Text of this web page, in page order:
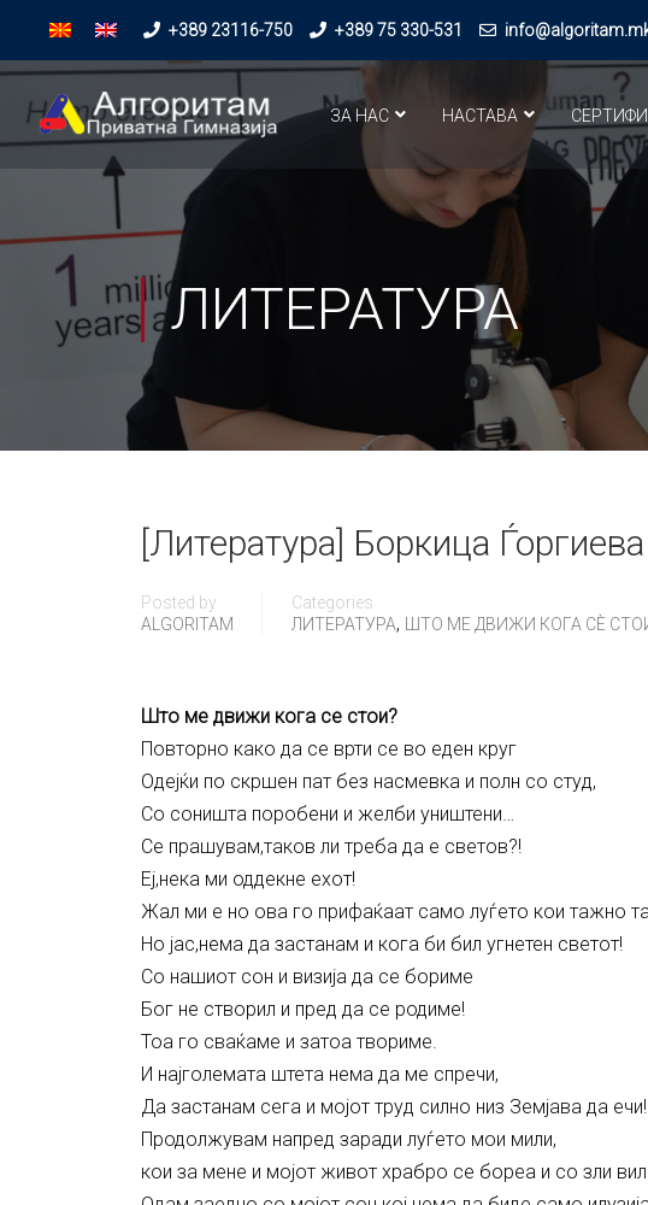
+389 23116-750 +389 75 330-531
ЗА НАС НАСТАВА
ЛИТЕРАТУРА
[Литература] Боркица
Posted by
ALGORITAM
Categories
ЛИТЕРАТУРА, ШТО МЕ ДВИЖИ КОГА СÈ
Што ме движи кога се стои?
Повторно како да се врти се во еден круг
Одејќи по скршен пат без насмевка и полн со студ,
Со соништа поробени и желби уништени…
Се прашувам,таков ли треба да е светов?!
Еј,нека ми оддекне ехот!
Жал ми е но ова го прифаќаат само луѓето кои тажно
Но јас,нема да застанам и кога би бил угнетен светот!
Со нашиот сон и визија да се бориме
Бог не створил и пред да се родиме!
Тоа го сваќаме и затоа твориме.
И најголемата штета нема да ме спречи,
Да застанам сега и мојот труд силно низ Земјава да ечи!
Продолжувам напред заради луѓето мои мили,
кои за мене и мојот живот храбро се бореа и со зли